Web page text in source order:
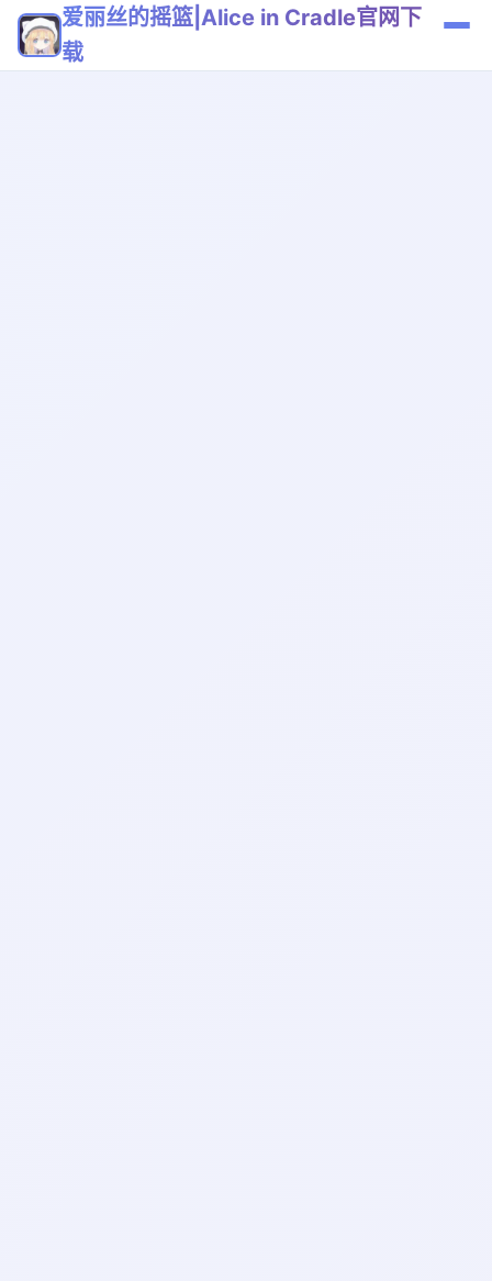
爱丽丝的摇篮|Alice in Cradle官网下
载